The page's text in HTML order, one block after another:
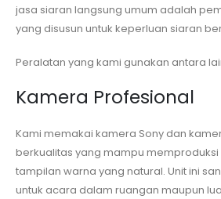
jasa siaran langsung umum adalah
yang disusun untuk keperluan siaran
Peralatan yang kami gunakan antara
Kamera Profesional
Kami memakai kamera Sony dan
berkualitas yang mampu
tampilan warna yang natural. Unit ini
untuk acara dalam ruangan maupun